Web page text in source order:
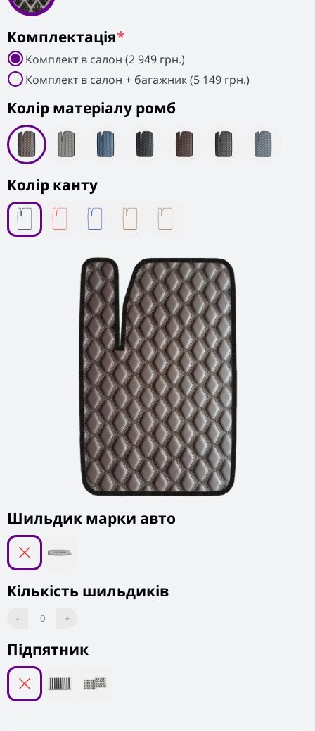
Колiр матеріалу ромб
Колір канту
Підпятник
Шильдик марки авто
Кількість шильдиків
- 0 +
Комплектація*
Комплект в салон (2 949 грн.)
Комплект в салон + багажник (5 149 грн.)